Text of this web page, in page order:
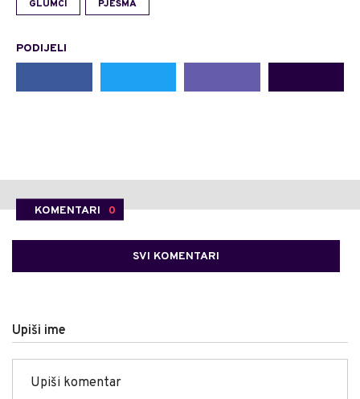
GLUMCI PJESMA
PODIJELI
KOMENTARI 0
SVI KOMENTARI
Upiši ime